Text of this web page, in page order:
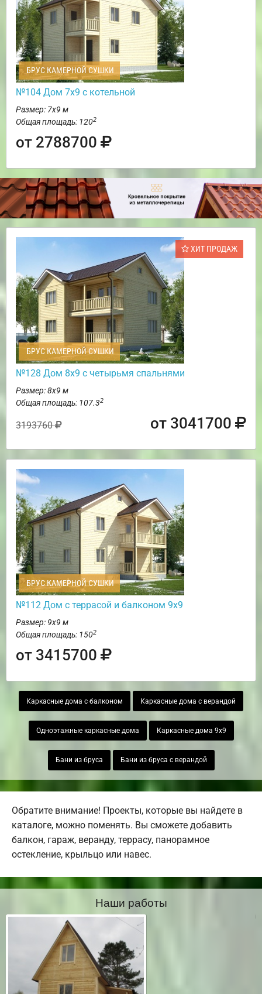
БРУС КАМЕРНОЙ СУШКИ
№104 Дом 7х9 с котельной
Размер: 7х9 м
Общая площадь: 1202
от 2788700
ХИТ ПРОДАЖ
БРУС КАМЕРНОЙ СУШКИ
№128 Дом 8х9 с четырьмя спальнями
Размер: 8х9 м
Общая площадь: 107.32
3193760 от 3041700
БРУС КАМЕРНОЙ СУШКИ
№112 Дом с террасой и балконом 9х9
Размер: 9х9 м
Общая площадь: 1502
от 3415700
Каркасные дома с балконом Каркасные дома с верандой
Одноэтажные каркасные дома Каркасные дома 9х9
Бани из бруса Бани из бруса с верандой
Обратите внимание! Проекты, которые вы найдете в
каталоге, можно поменять. Вы сможете добавить
балкон, гараж, веранду, террасу, панорамное
остекление, крыльцо или навес.
Наши работы